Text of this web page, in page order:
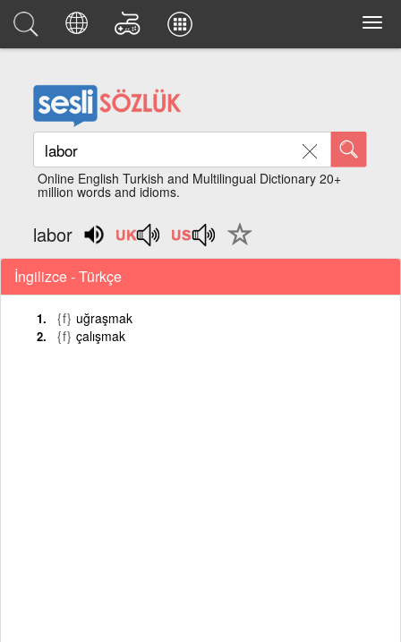
Online English Turkish and Multilingual Dictionary 20+
million words and idioms.
labor
İngilizce - Türkçe
{f} uğraşmak
{f} çalışmak